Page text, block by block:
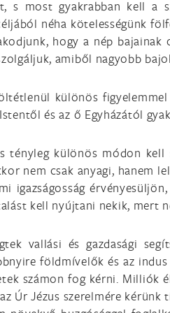
s most gyakrabban kell a
néha kötelességünk
hogy a nép
amiből nagyobb
különös
és az ő Egyházától
tényleg különös módon
nem csak anyagi, hanem
igazságosság
kell nyújtani nekik, mert
vallási és gazdasági
földmívelők és az
számon fog kérni. Milliók
Úr Jézus szerelmére